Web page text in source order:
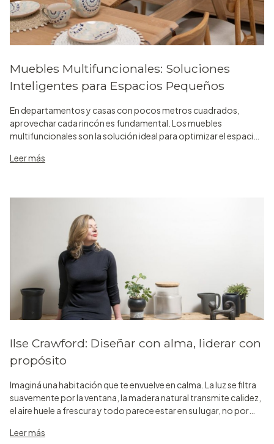
Muebles Multifuncionales: Soluciones
Inteligentes para Espacios Pequeños
En departamentos y casas con pocos metros cuadrados,
aprovechar cada rincón es fundamental. Los muebles
multifuncionales son la solución ideal para optimizar el espacio
estas piezas clav
Leer más
Ilse Crawford: Diseñar con alma, liderar con
propósito
Imaginá una habitación que te envuelve en calma. La luz se filtra
suavemente por la ventana, la madera natural transmite calidez,
el aire huele a frescura y todo parece estar en su lugar, no por
Leer más